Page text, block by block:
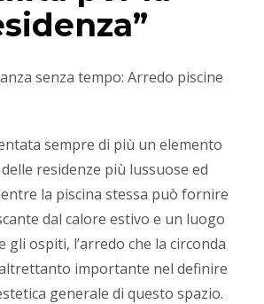
senza tempo: Arredo piscine
sempre di più un elemento
residenze più lussuose ed
la piscina stessa può fornire
dal calore estivo e un luogo
ospiti, l’arredo che la circonda
importante nel definire
generale di questo spazio.